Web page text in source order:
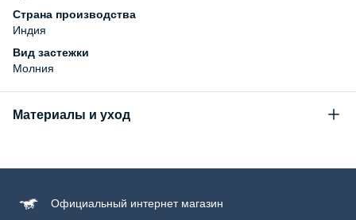
Страна производства
Индия
Вид застежки
Молния
Материалы и уход
Натуральная кожа
Официальный интернет магазин